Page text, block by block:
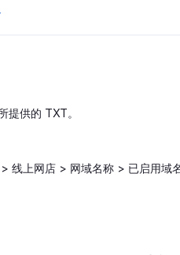
提供的 TXT。
线上网店 > 网域名称 > 已启用域